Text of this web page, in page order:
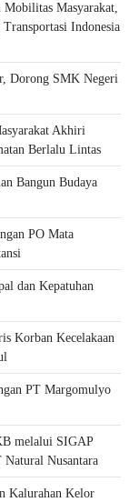
Mobilitas Masyarakat,
Transportasi Indonesia
Dorong SMK Negeri
Akhiri
Berlalu Lintas
Bangun Budaya
PO Mata
dan Kepatuhan
Korban Kecelakaan
PT Margomulyo
melalui SIGAP
Natural Nusantara
Kalurahan Kelor